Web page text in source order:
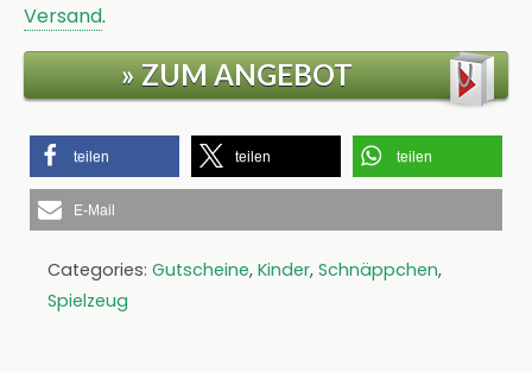
Versand.
» ZUM ANGEBOT
teilen teilen teilen
E-Mail
Categories: Gutscheine, Kinder, Schnäppchen,
Spielzeug